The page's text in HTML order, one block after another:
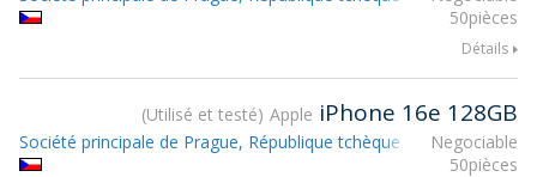
50pièces
Détails
Utilisé et testé Apple iPhone 16e 128GB
Negociable
50pièces
Société principale de Prague, République tchèque